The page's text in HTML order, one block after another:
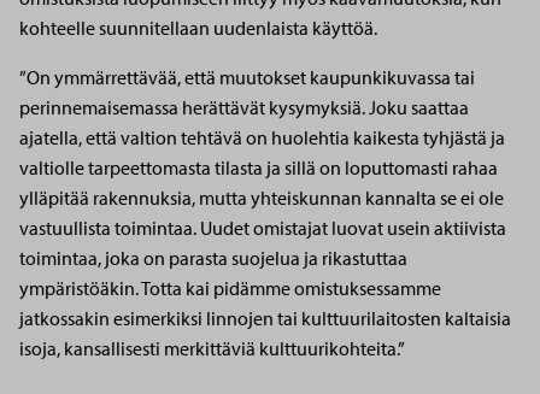
kohteelle suunnitellaan uudenlaista käyttöä.
”On ymmärrettävää, että muutokset kaupunkikuvassa tai
perinnemaisemassa herättävät kysymyksiä. Joku saattaa
ajatella, että valtion tehtävä on huolehtia kaikesta tyhjästä ja
valtiolle tarpeettomasta tilasta ja sillä on loputtomasti rahaa
ylläpitää rakennuksia, mutta yhteiskunnan kannalta se ei ole
vastuullista toimintaa. Uudet omistajat luovat usein aktiivista
toimintaa, joka on parasta suojelua ja rikastuttaa
ympäristöäkin. Totta kai pidämme omistuksessamme
jatkossakin esimerkiksi linnojen tai kulttuurilaitosten kaltaisia
isoja, kansallisesti merkittäviä kulttuurikohteita.”